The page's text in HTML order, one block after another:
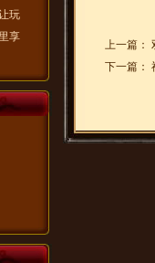
上一篇：
下一篇：
玩
享